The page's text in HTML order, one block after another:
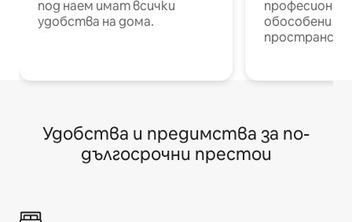
под наем имат всички
удобства на дома.
обособени
Удобства и предимства за по-
дългосрочни престои